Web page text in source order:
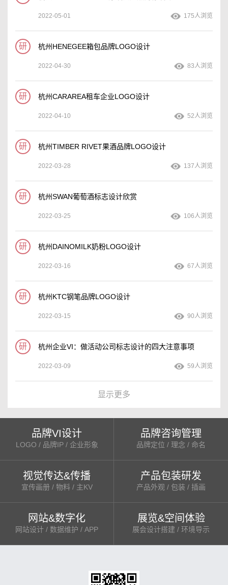
2022-05-01 175人浏览
研 杭州HENEGEE箱包品牌LOGO设计
2022-04-30 83人浏览
研 杭州CARAREA租车企业LOGO设计
2022-04-10 52人浏览
研 杭州TIMBER RIVET果酒品牌LOGO设计
2022-03-28 137人浏览
研 杭州SWAN葡萄酒标志设计欣赏
2022-03-25 106人浏览
研 杭州DAINOMILK奶粉LOGO设计
2022-03-16 67人浏览
研 杭州KTC钢笔品牌LOGO设计
2022-03-15 90人浏览
研 杭州企业VI：做活动公司标志设计的四大注意事项
2022-03-09 59人浏览
显示更多
品牌VI设计
LOGO / 品牌IP / 企业形象
品牌咨询管理
品牌定位 / 理念 / 命名
视觉传达&传播
宣传画册 / 物料 / 主KV
产品包装研发
产品外观 / 包装 / 插画
网站&数字化
网站设计 / 数据维护 / APP
展览&空间体验
展会设计搭建 / 环境导示